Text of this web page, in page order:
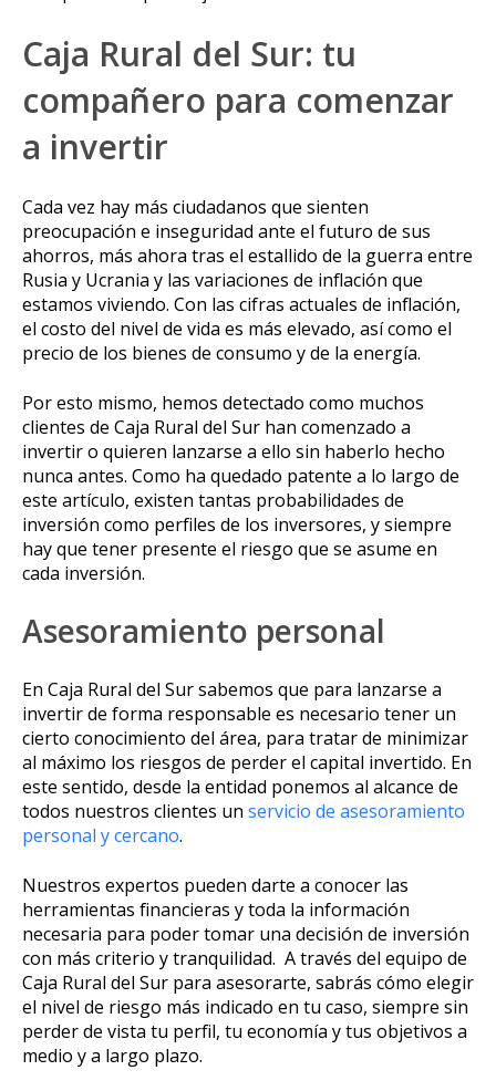
Caja Rural del Sur: tu
compañero para comenzar
a invertir
Cada vez hay más ciudadanos que sienten
preocupación e inseguridad ante el futuro de sus
ahorros, más ahora tras el estallido de la guerra entre
Rusia y Ucrania y las variaciones de inflación que
estamos viviendo. Con las cifras actuales de inflación,
el costo del nivel de vida es más elevado, así como el
precio de los bienes de consumo y de la energía.
Por esto mismo, hemos detectado como muchos
clientes de Caja Rural del Sur han comenzado a
invertir o quieren lanzarse a ello sin haberlo hecho
nunca antes. Como ha quedado patente a lo largo de
este artículo, existen tantas probabilidades de
inversión como perfiles de los inversores, y siempre
hay que tener presente el riesgo que se asume en
cada inversión.
Asesoramiento personal
En Caja Rural del Sur sabemos que para lanzarse a
invertir de forma responsable es necesario tener un
cierto conocimiento del área, para tratar de minimizar
al máximo los riesgos de perder el capital invertido. En
este sentido, desde la entidad ponemos al alcance de
todos nuestros clientes un servicio de asesoramiento
personal y cercano.
Nuestros expertos pueden darte a conocer las
herramientas financieras y toda la información
necesaria para poder tomar una decisión de inversión
con más criterio y tranquilidad. A través del equipo de
Caja Rural del Sur para asesorarte, sabrás cómo elegir
el nivel de riesgo más indicado en tu caso, siempre sin
perder de vista tu perfil, tu economía y tus objetivos a
medio y a largo plazo.